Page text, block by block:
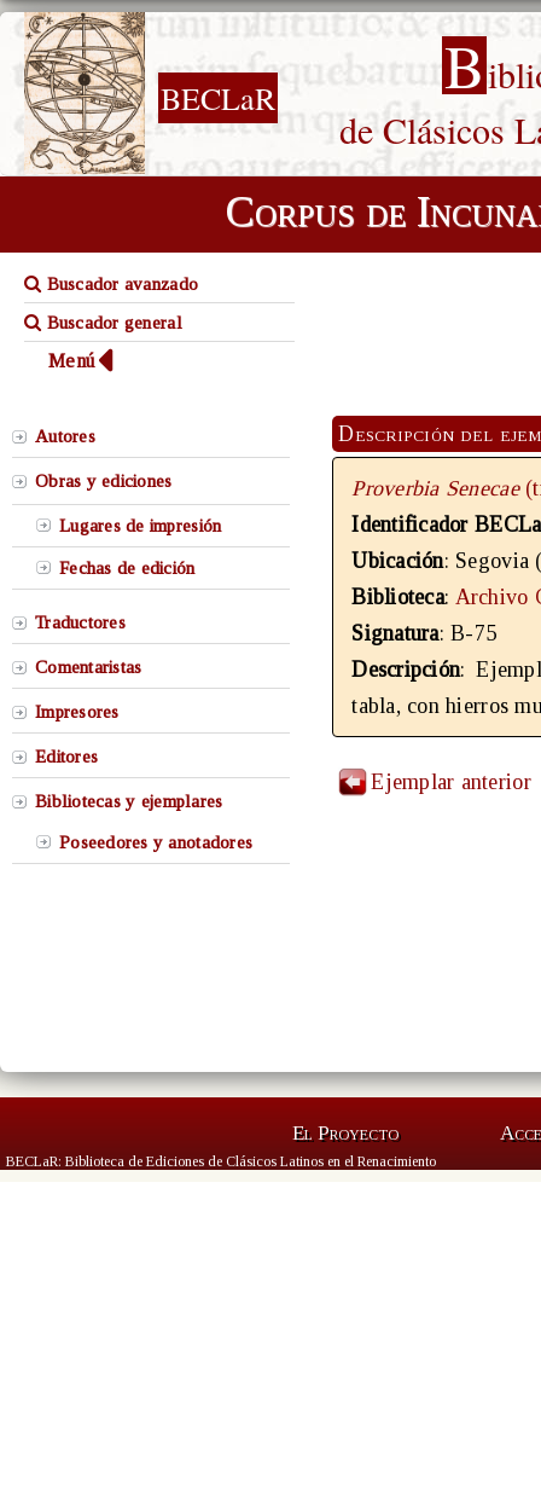
BECLaR B
de Clásicos
Corpus de
Buscador avanzado
Buscador general
Menú
Autores
Obras y ediciones
Lugares de impresión
Fechas de edición
Traductores
Comentaristas
Impresores
Editores
Bibliotecas y ejemplares
Poseedores y anotadores
Descripción del
Proverbia Senecae
Identificador
Ubicación: Segovia
Biblioteca: Archivo
Signatura: B-75
Descripción:
tabla, con hierros
Ejemplar anterior
El Proyecto
BECLaR: Biblioteca de Ediciones de Clásicos Latinos en el Renacimiento